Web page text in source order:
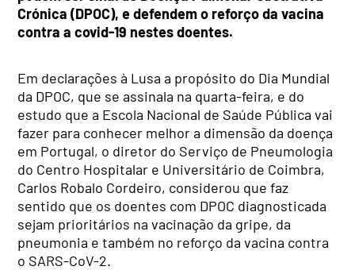
Crónica (DPOC), e defendem o reforço da vacina
contra a covid-19 nestes doentes.
Em declarações à Lusa a propósito do Dia Mundial
da DPOC, que se assinala na quarta-feira, e do
estudo que a Escola Nacional de Saúde Pública vai
fazer para conhecer melhor a dimensão da doença
em Portugal, o diretor do Serviço de Pneumologia
do Centro Hospitalar e Universitário de Coimbra,
Carlos Robalo Cordeiro, considerou que faz
sentido que os doentes com DPOC diagnosticada
sejam prioritários na vacinação da gripe, da
pneumonia e também no reforço da vacina contra
o SARS-CoV-2.